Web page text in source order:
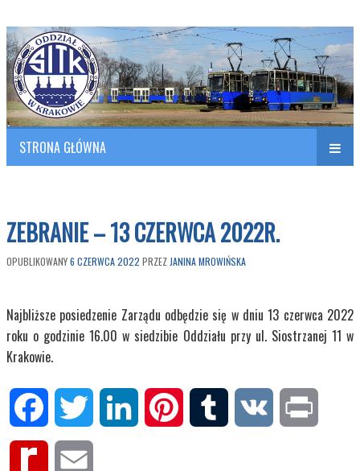
SITK RP Oddział w KRAKOWIE
Polish Association of Engineers & Technicians of Transportation
STRONA GŁÓWNA
ZEBRANIE – 13 CZERWCA 2022R.
OPUBLIKOWANY6 CZERWCA 2022 PRZEZ JANINA MROWIŃSKA
Najbliższe posiedzenie Zarządu odbędzie się w dniu 13 czerwca 2022
roku o godzinie 16.00 w siedzibie Oddziału przy ul. Siostrzanej 11 w
Krakowie.
Facebook Twitter LinkedIn Pinterest Tumblr VK
Rediff